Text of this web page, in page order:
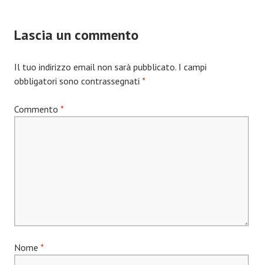
Lascia un commento
Il tuo indirizzo email non sarà pubblicato. I campi
obbligatori sono contrassegnati *
Commento *
Nome *